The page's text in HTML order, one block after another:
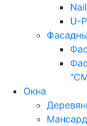
U-
Окна